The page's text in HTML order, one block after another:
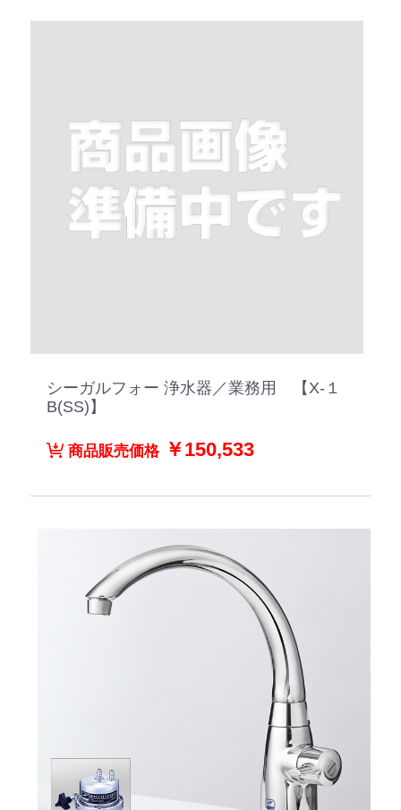
シーガルフォー 浄水器／業務用 【X-１
B(SS)】
商品販売価格￥150,533